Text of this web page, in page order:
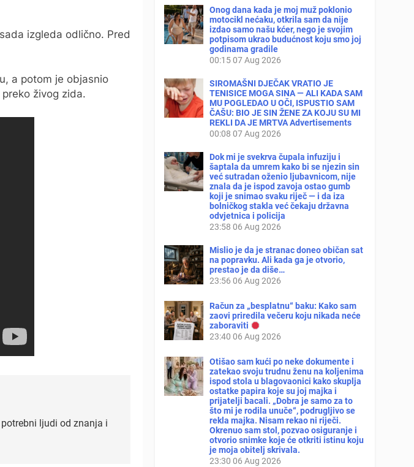
izgleda odlično. Pred
a potom je objasnio
živog zida.
ljudi od znanja i
Onog dana kada je moj muž poklonio
motocikl nećaku, otkrila sam da nije
izdao samo našu kćer, nego je svojim
potpisom ukrao budućnost koju smo joj
godinama gradile
00:15 07 Aug 2026
SIROMAŠNI DJEČAK VRATIO JE
TENISICE MOGA SINA — ALI KADA SAM
MU POGLEDAO U OČI, ISPUSTIO SAM
ČAŠU: BIO JE SIN ŽENE ZA KOJU SU MI
REKLI DA JE MRTVA Advertisements
00:08 07 Aug 2026
Dok mi je svekrva čupala infuziju i
šaptala da umrem kako bi se njezin sin
već sutradan oženio ljubavnicom, nije
znala da je ispod zavoja ostao gumb
koji je snimao svaku riječ — i da iza
bolničkog stakla već čekaju državna
odvjetnica i policija
23:58 06 Aug 2026
Mislio je da je stranac doneo običan sat
na popravku. Ali kada ga je otvorio,
prestao je da diše…
23:56 06 Aug 2026
Račun za „besplatnu“ baku: Kako sam
zaovi priredila večeru koju nikada neće
zaboraviti
23:40 06 Aug 2026
Otišao sam kući po neke dokumente i
zatekao svoju trudnu ženu na koljenima
ispod stola u blagovaonici kako skuplja
ostatke papira koje su joj majka i
prijatelji bacali. „Dobra je samo za to
što mi je rodila unuče“, podrugljivo se
rekla majka. Nisam rekao ni riječi.
Okrenuo sam stol, pozvao osiguranje i
otvorio snimke koje će otkriti istinu koju
je moja obitelj skrivala.
23:30 06 Aug 2026